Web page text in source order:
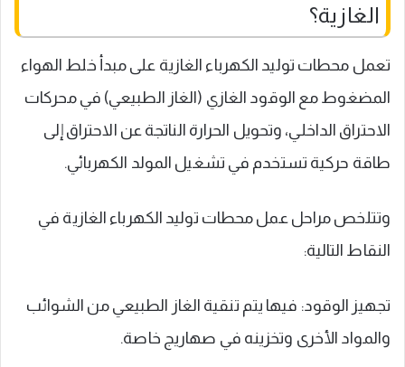
الغازية؟
تعمل محطات توليد الكهرباء الغازية على مبدأ خلط الهواء
المضغوط مع الوقود الغازي (الغاز الطبيعي) في محركات
الاحتراق الداخلي، وتحويل الحرارة الناتجة عن الاحتراق إلى
طاقة حركية تستخدم في تشغيل المولد الكهربائي.
وتتلخص مراحل عمل محطات توليد الكهرباء الغازية في
النقاط التالية:
تجهيز الوقود: فيها يتم تنقية الغاز الطبيعي من الشوائب
والمواد الأخرى وتخزينه في صهاريج خاصة.